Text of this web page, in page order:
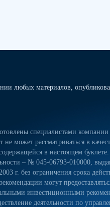
любых материалов,
специалистами
может рассматриваться в
в настоящем
– № 045-06793-010000,
г. без ограничения срока
могут
инвестиционными
деятельности по